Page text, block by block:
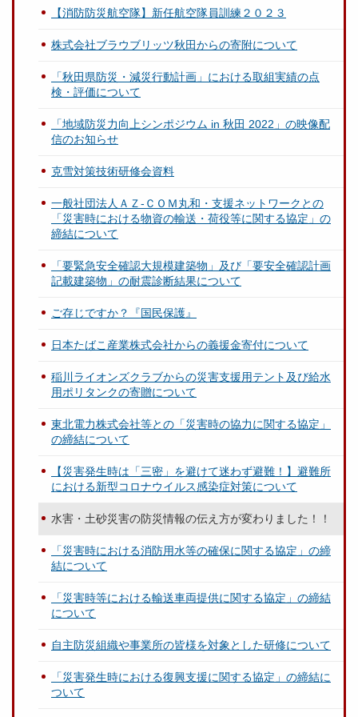
【消防防災航空隊】新任航空隊員訓練２０２３
株式会社ブラウブリッツ秋田からの寄附について
「秋田県防災・減災行動計画」における取組実績の点
検・評価について
「地域防災力向上シンポジウム in 秋田 2022」の映像配
信のお知らせ
克雪対策技術研修会資料
一般社団法人ＡＺ-ＣＯＭ丸和・支援ネットワークとの
「災害時における物資の輸送・荷役等に関する協定」の
締結について
「要緊急安全確認大規模建築物」及び「要安全確認計画
記載建築物」の耐震診断結果について
ご存じですか？『国民保護』
日本たばこ産業株式会社からの義援金寄付について
稲川ライオンズクラブからの災害支援用テント及び給水
用ポリタンクの寄贈について
東北電力株式会社等との「災害時の協力に関する協定」
の締結について
【災害発生時は「三密」を避けて迷わず避難！】避難所
における新型コロナウイルス感染症対策について
水害・土砂災害の防災情報の伝え方が変わりました！！
「災害時における消防用水等の確保に関する協定」の締
結について
「災害時等における輸送車両提供に関する協定」の締結
について
自主防災組織や事業所の皆様を対象とした研修について
「災害発生時における復興支援に関する協定」の締結に
ついて